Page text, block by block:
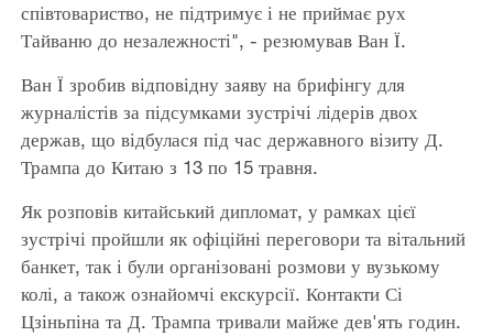
співтовариство, не підтримує і не приймає рух
Тайваню до незалежності", - резюмував Ван Ї.
Ван Ї зробив відповідну заяву на брифінгу для
журналістів за підсумками зустрічі лідерів двох
держав, що відбулася під час державного візиту Д.
Трампа до Китаю з 13 по 15 травня.
Як розповів китайський дипломат, у рамках цієї
зустрічі пройшли як офіційні переговори та вітальний
банкет, так і були організовані розмови у вузькому
колі, а також ознайомчі екскурсії. Контакти Сі
Цзіньпіна та Д. Трампа тривали майже дев'ять годин.